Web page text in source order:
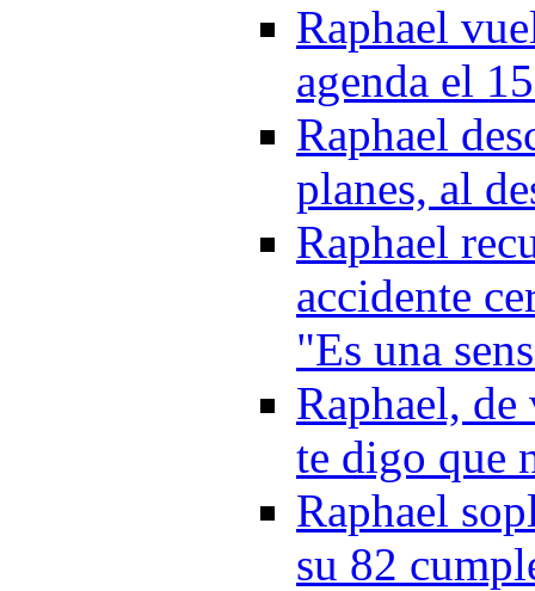
Raphael
agenda el
Raphael
planes, al
Raphael
accidente
"Es una
Raphael,
te digo que
Raphael
su 82